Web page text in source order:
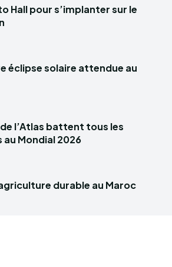
Hall pour s’implanter sur le
éclipse solaire attendue au
l’Atlas battent tous les
Mondial 2026
durable au Maroc